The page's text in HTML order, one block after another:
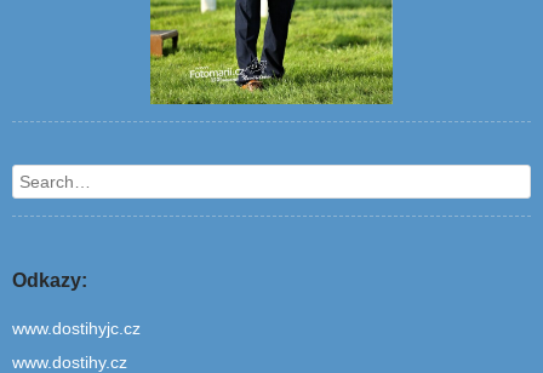
Search
Odkazy:
www.dostihyjc.cz
www.dostihy.cz